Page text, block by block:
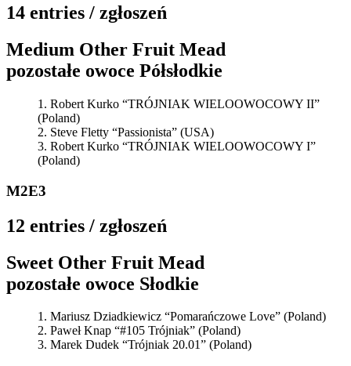
14 entries / zgłoszeń
Medium Other Fruit Mead
pozostałe owoce Półsłodkie
Robert Kurko “TRÓJNIAK WIELOOWOCOWY II”
(Poland)
Steve Fletty “Passionista” (USA)
Robert Kurko “TRÓJNIAK WIELOOWOCOWY I”
(Poland)
M2E3
12 entries / zgłoszeń
Sweet Other Fruit Mead
pozostałe owoce Słodkie
Mariusz Dziadkiewicz “Pomarańczowe Love” (Poland)
Paweł Knap “#105 Trójniak” (Poland)
Marek Dudek “Trójniak 20.01” (Poland)